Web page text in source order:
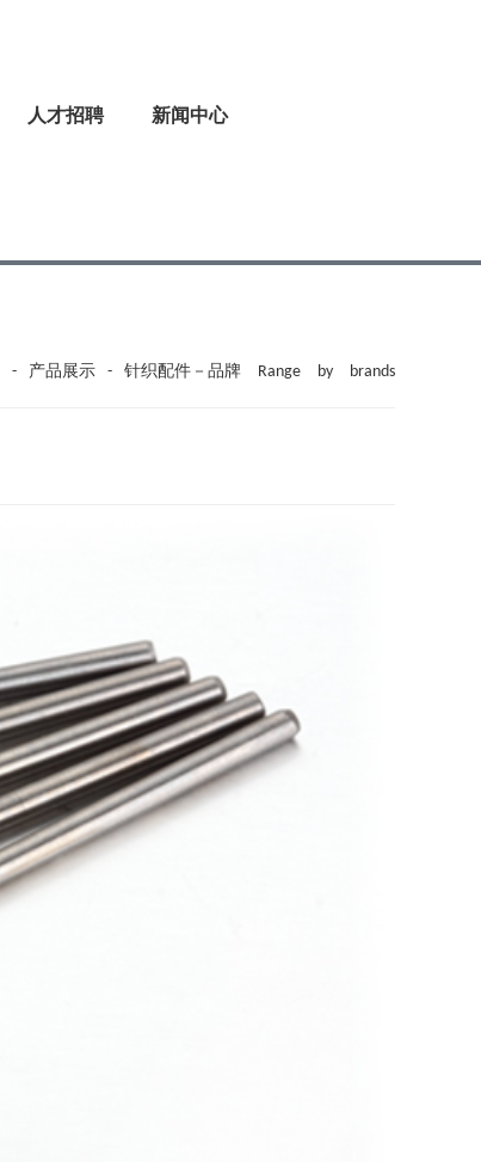
人才招聘 新闻中心
- 产品展示 - 针织配件－品牌 Range by brands